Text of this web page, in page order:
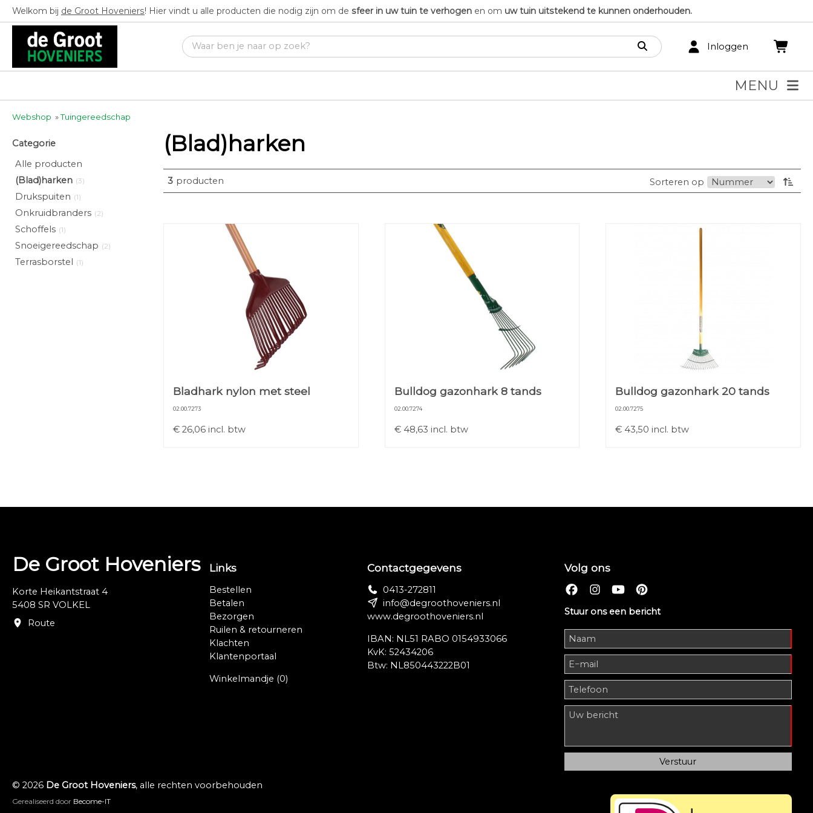
Welkom bij de Groot Hoveniers! Hier vindt u alle producten die nodig zijn om de sfeer in uw tuin te verhogen en om uw tuin uitstekend te kunnen onderhouden.
Inloggen
MENU
Webshop »Tuingereedschap
Categorie
Alle producten
(Blad)harken (3)
Drukspuiten (1)
Onkruidbranders (2)
Schoffels (1)
Snoeigereedschap (2)
Terrasborstel (1)
(Blad)harken
3 producten Sorteren op
Bladhark nylon met steel
02.00.7273
€ 26,06 incl. btw
Bulldog gazonhark 8 tands
02.00.7274
€ 48,63 incl. btw
Bulldog gazonhark 20 tands
02.00.7275
€ 43,50 incl. btw
De Groot Hoveniers
Korte Heikantstraat 4
5408 SR VOLKEL
Route
Links
Bestellen
Betalen
Bezorgen
Ruilen & retourneren
Klachten
Klantenportaal
Winkelmandje (0)
Contactgegevens
0413-272811
info@degroothoveniers.nl
www.degroothoveniers.nl
IBAN: NL51 RABO 0154933066
KvK: 52434206
Btw: NL850443222B01
Volg ons
Stuur ons een bericht
© 2026 De Groot Hoveniers, alle rechten voorbehouden
Gerealiseerd door Become-IT